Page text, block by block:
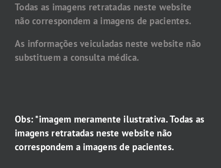
Todas as imagens retratadas neste website
não correspondem a imagens de pacientes.
As informações veiculadas neste website não
substituem a consulta médica.
Obs: *imagem meramente ilustrativa. Todas as
imagens retratadas neste website não
correspondem a imagens de pacientes.